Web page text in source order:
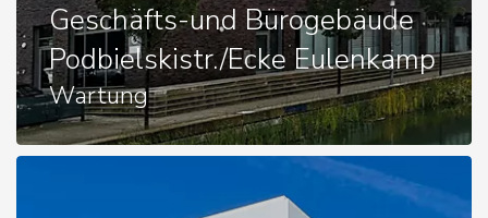
Geschäfts-und Bürogebäude
Podbielskistr./Ecke Eulenkamp
Wartung